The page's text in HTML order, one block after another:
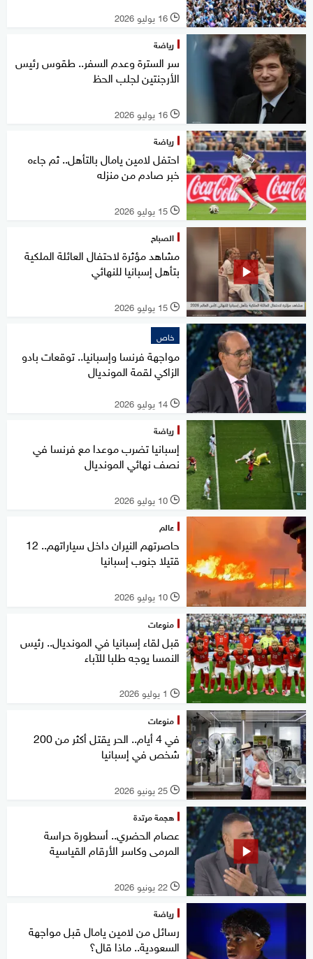
l 16 يوليو 2026
رياضة
سر السترة وعدم السفر.. طقوس رئيس
الأرجنتين لجلب الحظ
l 16 يوليو 2026
رياضة
احتفل لامين يامال بالتأهل.. ثم جاءه
خبر صادم من منزله
l 15 يوليو 2026
الصباح
مشاهد مؤثرة لاحتفال العائلة الملكية
بتأهل إسبانيا للنهائي
l 15 يوليو 2026
خاص
مواجهة فرنسا وإسبانيا.. توقعات بادو
الزاكي لقمة المونديال
l 14 يوليو 2026
رياضة
إسبانيا تضرب موعدا مع فرنسا في
نصف نهائي المونديال
l 10 يوليو 2026
عالم
حاصرتهم النيران داخل سياراتهم.. 12
قتيلا جنوب إسبانيا
l 10 يوليو 2026
منوعات
قبل لقاء إسبانيا في المونديال.. رئيس
النمسا يوجه طلبا للآباء
l 1 يوليو 2026
منوعات
في 4 أيام.. الحر يقتل أكثر من 200
شخص في إسبانيا
l 25 يونيو 2026
هجمة مرتدة
عصام الحضري.. أسطورة حراسة
المرمى وكاسر الأرقام القياسية
l 22 يونيو 2026
رياضة
رسائل من لامين يامال قبل مواجهة
السعودية.. ماذا قال؟